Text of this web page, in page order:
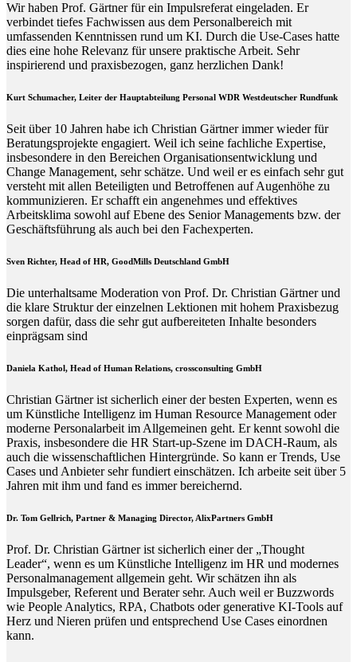
Wir haben Prof. Gärtner für ein Impulsreferat eingeladen. Er
verbindet tiefes Fachwissen aus dem Personalbereich mit
umfassenden Kenntnissen rund um KI. Durch die Use-Cases hatte
dies eine hohe Relevanz für unsere praktische Arbeit. Sehr
inspirierend und praxisbezogen, ganz herzlichen Dank!
Kurt Schumacher, Leiter der Hauptabteilung Personal WDR Westdeutscher Rundfunk
Seit über 10 Jahren habe ich Christian Gärtner immer wieder für
Beratungsprojekte engagiert. Weil ich seine fachliche Expertise,
insbesondere in den Bereichen Organisationsentwicklung und
Change Management, sehr schätze. Und weil er es einfach sehr gut
versteht mit allen Beteiligten und Betroffenen auf Augenhöhe zu
kommunizieren. Er schafft ein angenehmes und effektives
Arbeitsklima sowohl auf Ebene des Senior Managements bzw. der
Geschäftsführung als auch bei den Fachexperten.
Sven Richter, Head of HR, GoodMills Deutschland GmbH
Die unterhaltsame Moderation von Prof. Dr. Christian Gärtner und
die klare Struktur der einzelnen Lektionen mit hohem Praxisbezug
sorgen dafür, dass die sehr gut aufbereiteten Inhalte besonders
einprägsam sind
Daniela Kathol, Head of Human Relations, crossconsulting GmbH
Christian Gärtner ist sicherlich einer der besten Experten, wenn es
um Künstliche Intelligenz im Human Resource Management oder
moderne Personalarbeit im Allgemeinen geht. Er kennt sowohl die
Praxis, insbesondere die HR Start-up-Szene im DACH-Raum, als
auch die wissenschaftlichen Hintergründe. So kann er Trends, Use
Cases und Anbieter sehr fundiert einschätzen. Ich arbeite seit über 5
Jahren mit ihm und fand es immer bereichernd.
Dr. Tom Gellrich, Partner & Managing Director, AlixPartners GmbH
Prof. Dr. Christian Gärtner ist sicherlich einer der „Thought
Leader“, wenn es um Künstliche Intelligenz im HR und modernes
Personalmanagement allgemein geht. Wir schätzen ihn als
Impulsgeber, Referent und Berater sehr. Auch weil er Buzzwords
wie People Analytics, RPA, Chatbots oder generative KI-Tools auf
Herz und Nieren prüfen und entsprechend Use Cases einordnen
kann.